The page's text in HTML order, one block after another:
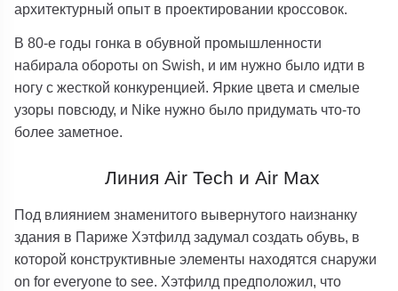
архитектурный опыт в проектировании кроссовок.
В 80-е годы гонка в обувной промышленности
набирала обороты on Swish, и им нужно было идти в
ногу с жесткой конкуренцией. Яркие цвета и смелые
узоры повсюду, и Nike нужно было придумать что-то
более заметное.
Линия Air Tech и Air Max
Под влиянием знаменитого вывернутого наизнанку
здания в Париже Хэтфилд задумал создать обувь, в
которой конструктивные элементы находятся снаружи
on for everyone to see. Хэтфилд предположил, что